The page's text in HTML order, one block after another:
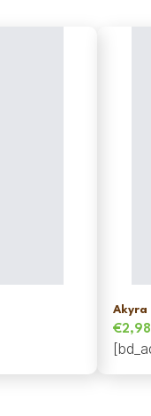
Akyra
prijs
€2,98
prijs